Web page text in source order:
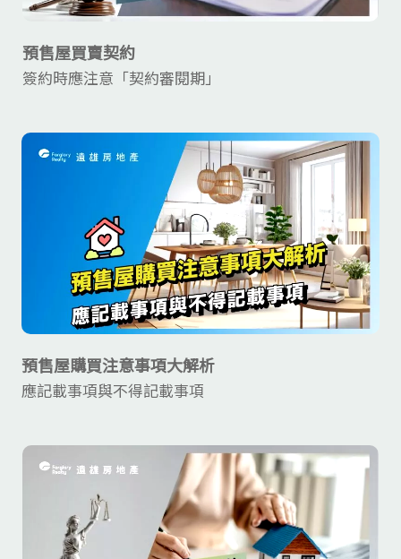
預售屋買賣契約
簽約時應注意「契約審閱期」
預售屋購買注意事項大解析
應記載事項與不得記載事項